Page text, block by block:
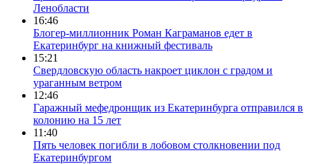
Ленобласти
16:46
Блогер-миллионник Роман Каграманов едет в
Екатеринбург на книжный фестиваль
15:21
Свердловскую область накроет циклон с градом и
ураганным ветром
12:46
Гаражный мефедронщик из Екатеринбурга отправился в
колонию на 15 лет
11:40
Пять человек погибли в лобовом столкновении под
Екатеринбургом